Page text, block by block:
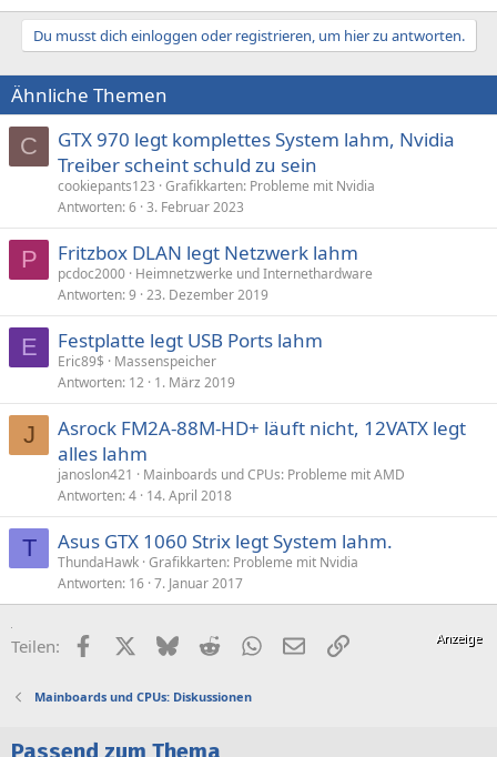
Du musst dich einloggen oder registrieren, um hier zu antworten.
Ähnliche Themen
C
GTX 970 legt komplettes System lahm, Nvidia
Treiber scheint schuld zu sein
cookiepants123 Grafikkarten: Probleme mit Nvidia
Antworten 6 3. Februar 2023
P Fritzbox DLAN legt Netzwerk lahm
pcdoc2000 Heimnetzwerke und Internethardware
Antworten 9 23. Dezember 2019
E Festplatte legt USB Ports lahm
Eric89$
Massenspeicher
Antworten 12 1. März 2019
J
Asrock FM2A-88M-HD+ läuft nicht, 12VATX legt
alles lahm
janoslon421
Mainboards und CPUs: Probleme mit AMD
Antworten 4 14. April 2018
T Asus GTX 1060 Strix legt System lahm.
ThundaHawk Grafikkarten: Probleme mit Nvidia
Antworten 16 7. Januar 2017
Teilen: FacebookX (Twitter)
BlueskyRedditWhatsApp
E-MailLink
Mainboards und CPUs: Diskussionen
Passend zum Thema